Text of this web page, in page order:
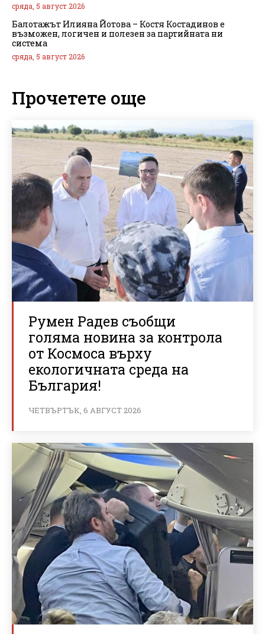
сряда, 5 август 2026
Балотажът Илияна Йотова – Костя Костадинов е
възможен, логичен и полезен за партийната ни
система
сряда, 5 август 2026
Прочетете още
Румен Радев съобщи
голяма новина за контрола
от Космоса върху
екологичната среда на
България!
ЧЕТВЪРТЪК, 6 АВГУСТ 2026